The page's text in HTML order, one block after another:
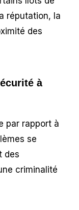
réputation, la
des
à
par rapport à
se
des
criminalité